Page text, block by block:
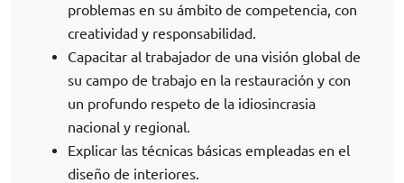
problemas en su ámbito de competencia, con
creatividad y responsabilidad.
Capacitar al trabajador de una visión global de
su campo de trabajo en la restauración y con
un profundo respeto de la idiosincrasia
nacional y regional.
Explicar las técnicas básicas empleadas en el
diseño de interiores.